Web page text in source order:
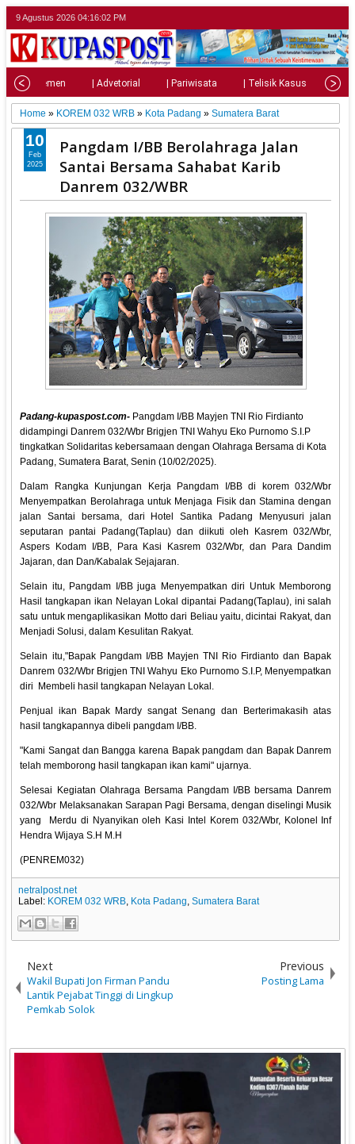
9 Agustus 2026 04:16:04 PM
| Parlemen | Advetorial | Pariwisata | Telisik Kasus |
Home » KOREM 032 WRB » Kota Padang »Sumatera Barat
Pangdam I/BB Berolahraga Jalan
Santai Bersama Sahabat Karib
Danrem 032/WBR
Padang-kupaspost.com- Pangdam I/BB Mayjen TNI Rio Firdianto
didampingi Danrem 032/Wbr Brigjen TNI Wahyu Eko Purnomo S.I.P
tingkatkan Solidaritas kebersamaan dengan Olahraga Bersama di Kota
Padang, Sumatera Barat, Senin (10/02/2025).
Dalam Rangka Kunjungan Kerja Pangdam I/BB di korem 032/Wbr
Menyempatkan Berolahraga untuk Menjaga Fisik dan Stamina dengan
jalan Santai bersama, dari Hotel Santika Padang Menyusuri jalan
seputaran pantai Padang(Taplau) dan diikuti oleh Kasrem 032/Wbr,
Aspers Kodam I/BB, Para Kasi Kasrem 032/Wbr, dan Para Dandim
Jajaran, dan Dan/Kabalak Sejajaran.
Selain itu, Pangdam I/BB juga Menyempatkan diri Untuk Memborong
Hasil tangkapan ikan Nelayan Lokal dipantai Padang(Taplau), ini salah
satu untuk mengaplikasikan Motto dari Beliau yaitu, dicintai Rakyat, dan
Menjadi Solusi, dalam Kesulitan Rakyat.
Selain itu,"Bapak Pangdam I/BB Mayjen TNI Rio Firdianto dan Bapak
Danrem 032/Wbr Brigjen TNI Wahyu Eko Purnomo S.I.P, Menyempatkan
diri Membeli hasil tangkapan Nelayan Lokal.
Penjual ikan Bapak Mardy sangat Senang dan Berterimakasih atas
hasil tangkapannya dibeli pangdam I/BB.
"Kami Sangat dan Bangga karena Bapak pangdam dan Bapak Danrem
telah memborong hasil tangkapan ikan kami" ujarnya.
Selesai Kegiatan Olahraga Bersama Pangdam I/BB bersama Danrem
032/Wbr Melaksanakan Sarapan Pagi Bersama, dengan diselingi Musik
yang Merdu di Nyanyikan oleh Kasi Intel Korem 032/Wbr, Kolonel Inf
Hendra Wijaya S.H M.H
(PENREM032)
10
Feb
2025
netralpost.net
Label: KOREM 032 WRB, Kota Padang,Sumatera Barat
Next
Wakil Bupati Jon Firman Pandu
Lantik Pejabat Tinggi di Lingkup
Pemkab Solok
Previous
Posting Lama